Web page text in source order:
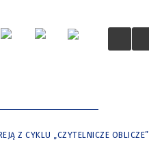
Z CYKLU „CZYTELNICZE OBLICZE”